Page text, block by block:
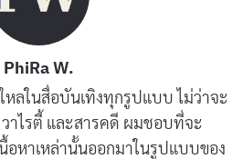
Shield”, “The Sword”,
ละตอนมีเอกลักษณ์เฉพาะตัวและ
ที่ต่างกัน โดยแต่ละตอนจะนำ
ต่อกรกับนักล่าYautjaที่รุกล้ำเข้า
าเอง
PhiRa W.
หลในสื่อบันเทิงทุกรูปแบบ ไม่ว่าจะ
าไรตี้ และสารคดี ผมชอบที่จะ
อหาเหล่านั้นออกมาในรูปแบบของ